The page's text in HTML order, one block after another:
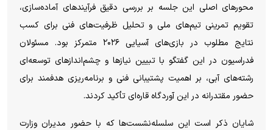
محورهای اصلی این جلسه بر بررسی دقیق فرآیندهای آماده‌سازی،
تقویم تمرینی تیم‌های ملی و تحلیل ظرفیت‌های فنی برای کسب
نتایج مطلوب در بازی‌های آسیایی ۲۰۲۶ متمرکز بود. مسئولان
فدراسیون در این گفتگو با تبیین نیازها و چشم‌اندازهای توسعه‌ای
رشته‌های آبی، بر اهمیت پشتیبانی فنی و برنامه‌ریزی هدفمند برای
حضور مقتدرانه در این آوردگاه قاره‌ای تأکید کردند.
شایان ذکر است این سلسله‌نشست‌ها که با حضور مدیران وزارت